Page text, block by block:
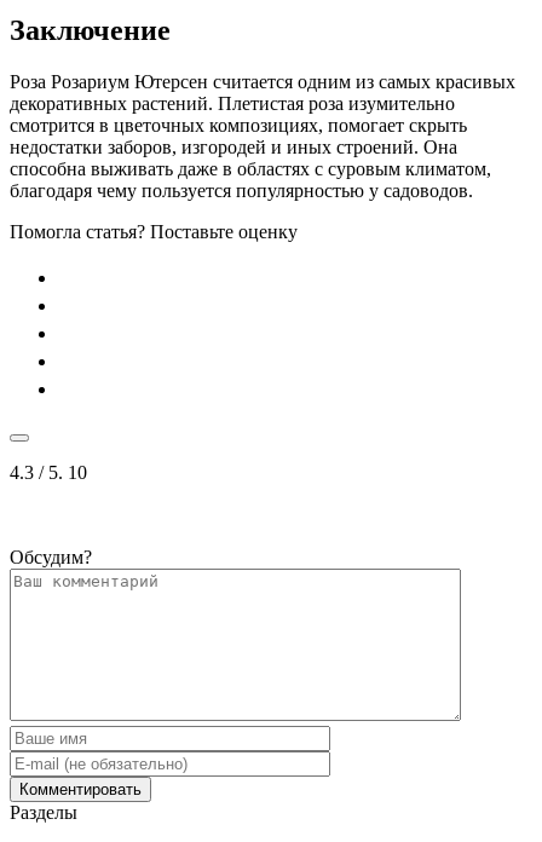
Заключение
Роза Розариум Ютерсен считается одним из самых красивых
декоративных растений. Плетистая роза изумительно
смотрится в цветочных композициях, помогает скрыть
недостатки заборов, изгородей и иных строений. Она
способна выживать даже в областях с суровым климатом,
благодаря чему пользуется популярностью у садоводов.
Помогла статья? Поставьте оценку
4.3 / 5. 10
Обсудим?
Разделы